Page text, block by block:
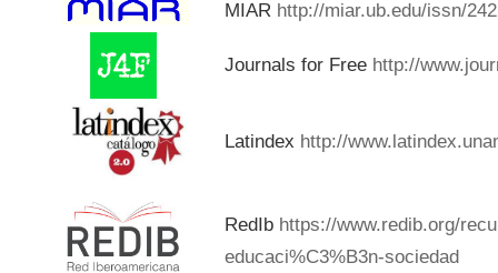
MIAR http://miar.ub.edu/issn/
Journals for Free http://
Latindex http://
RedIb https://www.redib.org/
educaci%C3%B3n-sociedad